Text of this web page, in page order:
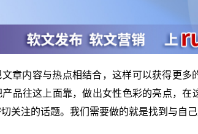
章内容与热点相结合，这样可以获得更
品往这上面靠，做出女性色彩的亮点，
关注的话题。我们需要做的就是找到与自